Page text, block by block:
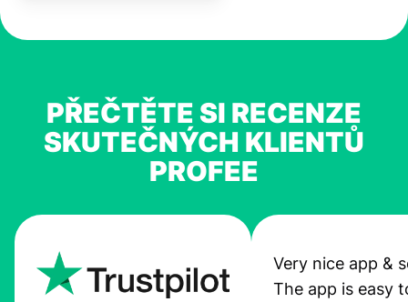
PŘEČTĚTE SI RECENZE
SKUTEČNÝCH KLIENTŮ
PROFEE
Very nice app &
The app is easy